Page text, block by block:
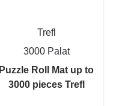
Trefl
3000 Palat
Puzzle Roll Mat up to
3000 pieces Trefl